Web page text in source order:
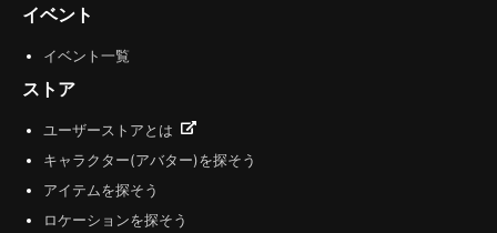
イベント
イベント一覧
ストア
ユーザーストアとは
キャラクター(アバター)を探そう
アイテムを探そう
ロケーションを探そう